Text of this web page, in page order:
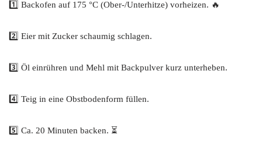
1️⃣ Backofen auf 175 °C (Ober-/Unterhitze) vorheizen. 🔥
2️⃣ Eier mit Zucker schaumig schlagen.
3️⃣ Öl einrühren und Mehl mit Backpulver kurz unterheben.
4️⃣ Teig in eine Obstbodenform füllen.
5️⃣ Ca. 20 Minuten backen. ⏳